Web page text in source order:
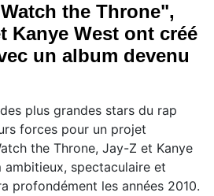
the Throne",
Kanye West ont créé
un album devenu
plus grandes stars du rap
forces pour un projet
the Throne, Jay-Z et Kanye
ambitieux, spectaculaire et
profondément les années 2010.